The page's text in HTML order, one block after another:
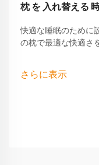
枕 を 入れ替える
快適な睡眠のために設
の枕で最適な快適さ
眠者向けに調整され
さらに表示